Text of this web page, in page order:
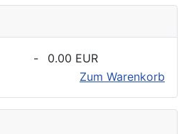
-
0.00 EUR
Zum Warenkorb